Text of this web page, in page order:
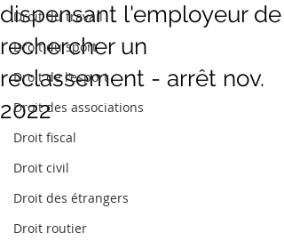
Droit du travail
Droit du sport
Droit de l'esport
Droit des associations
Droit fiscal
Droit civil
Droit des étrangers
Droit routier
dispensant l'employeur de
rechercher un
reclassement - arrêt nov.
2022